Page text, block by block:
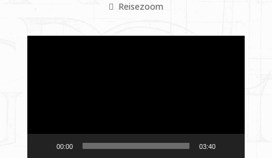
Reisezoom
00:00 03:40